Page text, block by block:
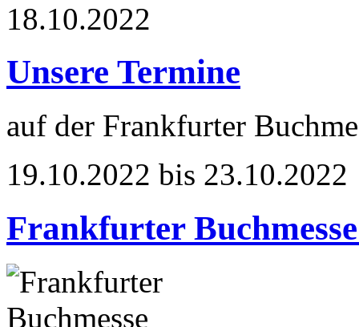
18.10.2022
Unsere Termine
auf der Frankfurter
19.10.2022 bis 23.10.2022
Frankfurter